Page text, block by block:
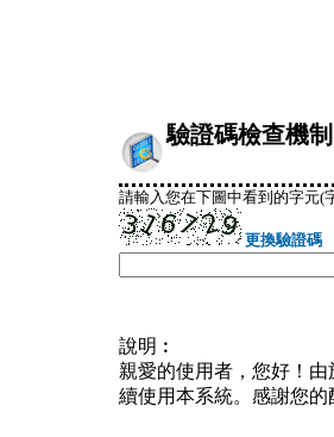
驗證碼檢查機制
請輸入您在下圖中看到的字元(
更換驗證碼
說明︰
親愛的使用者，您好！
續使用本系統。感謝您的